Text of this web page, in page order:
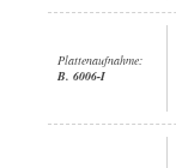
Plattenaufnahme:
B. 6006-I